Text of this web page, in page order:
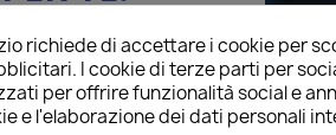
richiede di accettare i cookie per
I cookie di terze parti per
per offrire funzionalità social e
e l'elaborazione dei dati personali
qui sotto per ricevere il
sul tuo primo ordine!